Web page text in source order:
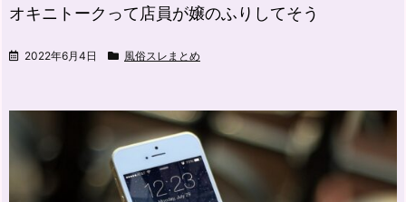
オキニトークって店員が嬢のふりしてそう
2022年6月4日 風俗スレまとめ